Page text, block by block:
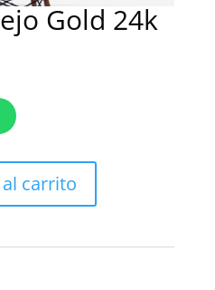
Gold 24k
carrito